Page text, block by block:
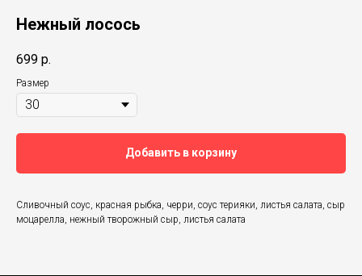
Нежный лосось
699 р.
Размер
Добавить в корзину
Сливочный соус, красная рыбка, черри, соус терияки, листья салата, сыр
моцарелла, нежный творожный сыр, листья салата